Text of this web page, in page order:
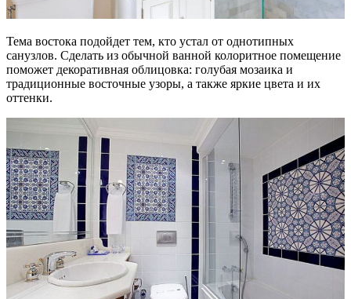
Тема востока подойдет тем, кто устал от однотипных
санузлов. Сделать из обычной ванной колоритное помещение
поможет декоративная облицовка: голубая мозаика и
традиционные восточные узоры, а также яркие цвета и их
оттенки.